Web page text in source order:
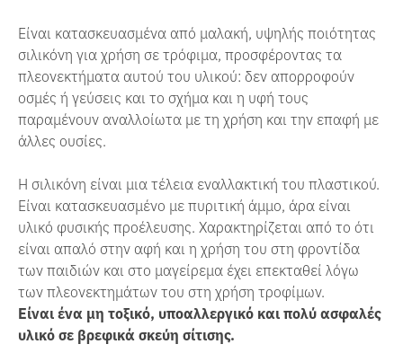
Είναι κατασκευασμένα από μαλακή, υψηλής ποιότητας
σιλικόνη για χρήση σε τρόφιμα, προσφέροντας τα
πλεονεκτήματα αυτού του υλικού: δεν απορροφούν
οσμές ή γεύσεις και το σχήμα και η υφή τους
παραμένουν αναλλοίωτα με τη χρήση και την επαφή με
άλλες ουσίες.
Η σιλικόνη είναι μια τέλεια εναλλακτική του πλαστικού.
Είναι κατασκευασμένο με πυριτική άμμο, άρα είναι
υλικό φυσικής προέλευσης. Χαρακτηρίζεται από το ότι
είναι απαλό στην αφή και η χρήση του στη φροντίδα
των παιδιών και στο μαγείρεμα έχει επεκταθεί λόγω
των πλεονεκτημάτων του στη χρήση τροφίμων.
Είναι ένα μη τοξικό, υποαλλεργικό και πολύ ασφαλές
υλικό σε βρεφικά σκεύη σίτισης.